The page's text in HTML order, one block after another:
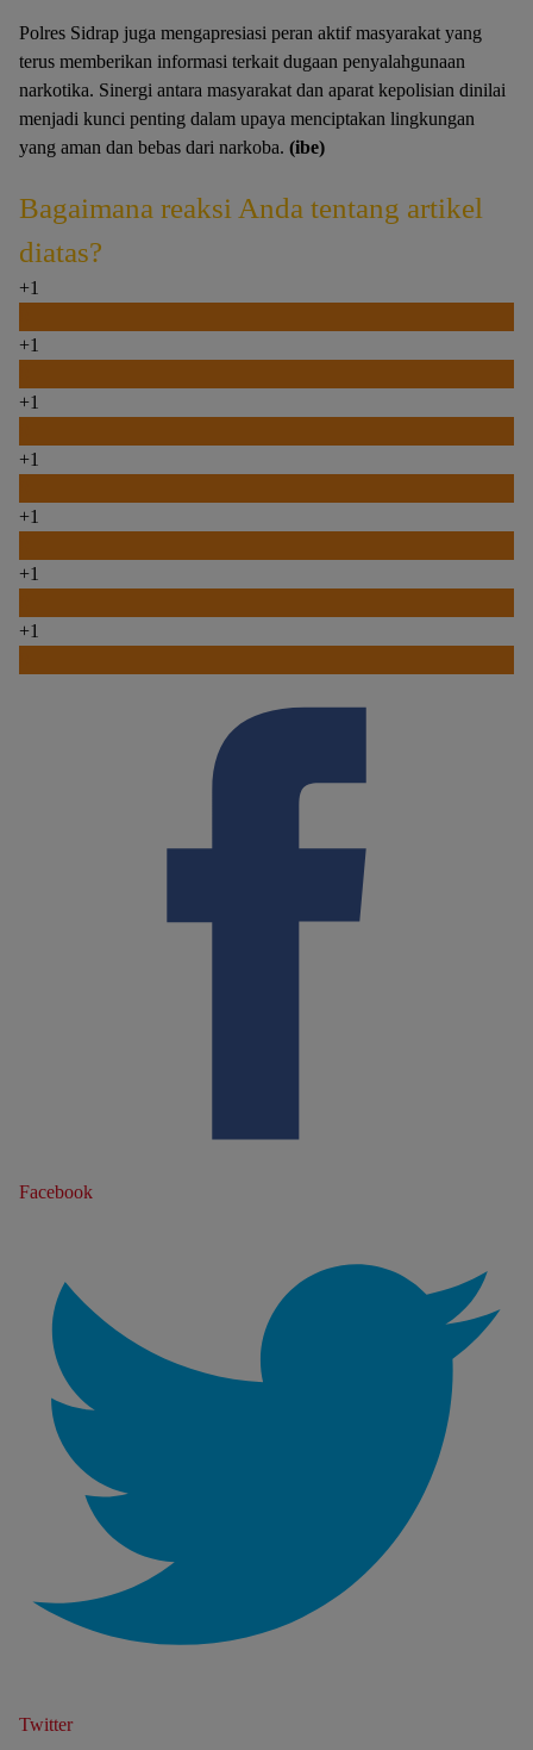
Polres Sidrap juga mengapresiasi peran aktif masyarakat yang
terus memberikan informasi terkait dugaan penyalahgunaan
narkotika. Sinergi antara masyarakat dan aparat kepolisian dinilai
menjadi kunci penting dalam upaya menciptakan lingkungan
yang aman dan bebas dari narkoba. (ibe)
Bagaimana reaksi Anda tentang artikel
diatas?
+1
+1
+1
+1
+1
+1
+1
Facebook
Twitter